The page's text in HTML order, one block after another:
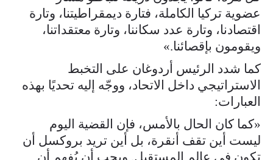
عضوية تركيا الكاملة، فتارة ديمقراطيتنا، وتارة
اقتصادنا، وتارة عدد سكاننا، وتارة معتقداتنا،
ويقومون بإقصائنا.»
كما شدد الرئيس أردوغان على التخبط
الاستراتيجي داخل الاتحاد، ووجّه إليه تحديًا بهذه
العبارات:
«كما كان الحال بالأمس، فإن القضية اليوم
ليست أين تقف أنقرة، بل أين تريد بروكسل أن
تكون في عالم المستقبل. ويجب أن يُفهم أن